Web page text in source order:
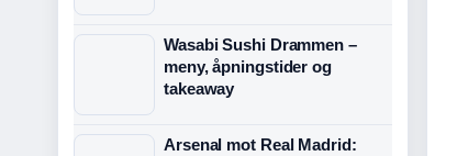
Wasabi Sushi Drammen –
meny, åpningstider og
takeaway
Arsenal mot Real Madrid: